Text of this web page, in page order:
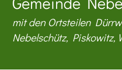
mit den Ortsteilen
Nebelschütz, Piskowitz,